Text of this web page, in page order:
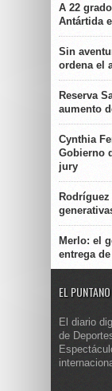
A 22
Antártida
Sin
ordena el
Reserva
aumento
Cynthia
Gobierno
jury
Merlo: el
entrega
EL
El diario
de